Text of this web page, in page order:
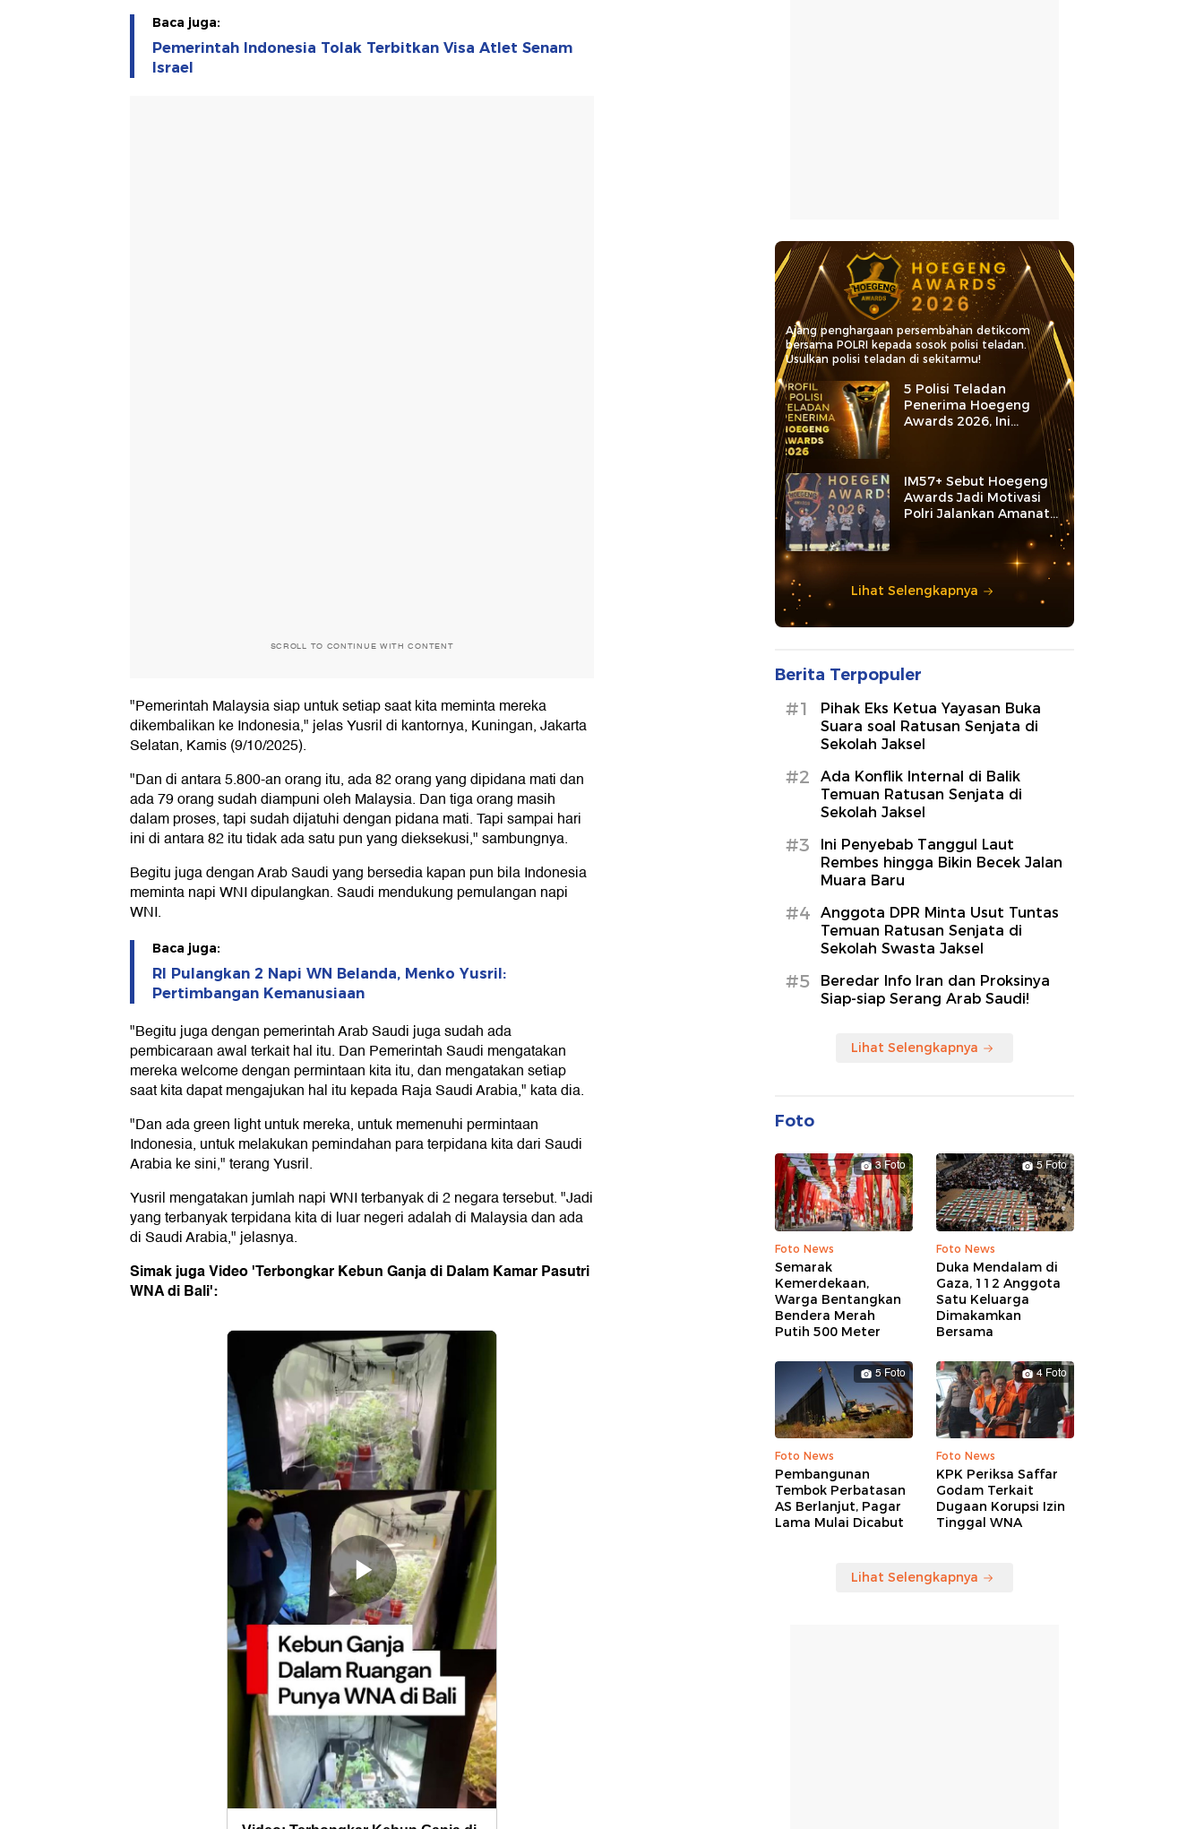
Baca juga:
Pemerintah Indonesia Tolak Terbitkan Visa Atlet Senam
Israel
SCROLL TO CONTINUE WITH CONTENT
"Pemerintah Malaysia siap untuk setiap saat kita meminta mereka
dikembalikan ke Indonesia," jelas Yusril di kantornya, Kuningan, Jakarta
Selatan, Kamis (9/10/2025).
"Dan di antara 5.800-an orang itu, ada 82 orang yang dipidana mati dan
ada 79 orang sudah diampuni oleh Malaysia. Dan tiga orang masih
dalam proses, tapi sudah dijatuhi dengan pidana mati. Tapi sampai hari
ini di antara 82 itu tidak ada satu pun yang dieksekusi," sambungnya.
Begitu juga dengan Arab Saudi yang bersedia kapan pun bila Indonesia
meminta napi WNI dipulangkan. Saudi mendukung pemulangan napi
WNI.
Baca juga:
RI Pulangkan 2 Napi WN Belanda, Menko Yusril:
Pertimbangan Kemanusiaan
"Begitu juga dengan pemerintah Arab Saudi juga sudah ada
pembicaraan awal terkait hal itu. Dan Pemerintah Saudi mengatakan
mereka welcome dengan permintaan kita itu, dan mengatakan setiap
saat kita dapat mengajukan hal itu kepada Raja Saudi Arabia," kata dia.
"Dan ada green light untuk mereka, untuk memenuhi permintaan
Indonesia, untuk melakukan pemindahan para terpidana kita dari Saudi
Arabia ke sini," terang Yusril.
Yusril mengatakan jumlah napi WNI terbanyak di 2 negara tersebut. "Jadi
yang terbanyak terpidana kita di luar negeri adalah di Malaysia dan ada
di Saudi Arabia," jelasnya.
Simak juga Video 'Terbongkar Kebun Ganja di Dalam Kamar Pasutri
WNA di Bali':
Ajang penghargaan persembahan detikcom
bersama POLRI kepada sosok polisi teladan.
Usulkan polisi teladan di sekitarmu!
5 Polisi Teladan
Penerima Hoegeng
Awards 2026, Ini
Kategori dan Kiprahnya
IM57+ Sebut Hoegeng
Awards Jadi Motivasi
Polri Jalankan Amanat
Lihat Selengkapnya
Berita Terpopuler
#1
Pihak Eks Ketua Yayasan Buka
Suara soal Ratusan Senjata di
Sekolah Jaksel
#2
Ada Konflik Internal di Balik
Temuan Ratusan Senjata di
Sekolah Jaksel
#3
Ini Penyebab Tanggul Laut
Rembes hingga Bikin Becek Jalan
Muara Baru
#4
Anggota DPR Minta Usut Tuntas
Temuan Ratusan Senjata di
Sekolah Swasta Jaksel
#5
Beredar Info Iran dan Proksinya
Siap-siap Serang Arab Saudi!
Lihat Selengkapnya
Foto
3 Foto
Foto News
Semarak
Kemerdekaan,
Warga Bentangkan
Bendera Merah
Putih 500 Meter
5 Foto
Foto News
Duka Mendalam di
Gaza, 112 Anggota
Satu Keluarga
Dimakamkan
Bersama
5 Foto
Foto News
Pembangunan
Tembok Perbatasan
AS Berlanjut, Pagar
Lama Mulai Dicabut
4 Foto
Foto News
KPK Periksa Saffar
Godam Terkait
Dugaan Korupsi Izin
Tinggal WNA
Lihat Selengkapnya